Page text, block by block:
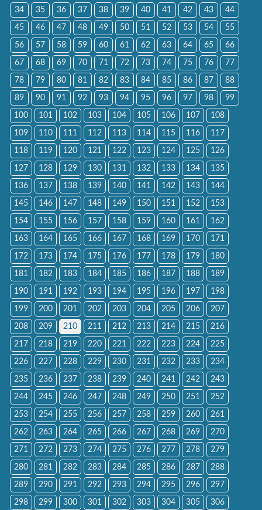
34 35 36 37 38 39 40 41 42 43 44
45 46 47 48 49 50 51 52 53 54 55
56 57 58 59 60 61 62 63 64 65 66
67 68 69 70 71 72 73 74 75 76 77
78 79 80 81 82 83 84 85 86 87 88
89 90 91 92 93 94 95 96 97 98 99
100 101 102 103 104 105 106 107 108
109 110 111 112 113 114 115 116 117
118 119 120 121 122 123 124 125 126
127 128 129 130 131 132 133 134 135
136 137 138 139 140 141 142 143 144
145 146 147 148 149 150 151 152 153
154 155 156 157 158 159 160 161 162
163 164 165 166 167 168 169 170 171
172 173 174 175 176 177 178 179 180
181 182 183 184 185 186 187 188 189
190 191 192 193 194 195 196 197 198
199 200 201 202 203 204 205 206 207
208 209 210 211 212 213 214 215 216
217 218 219 220 221 222 223 224 225
226 227 228 229 230 231 232 233 234
235 236 237 238 239 240 241 242 243
244 245 246 247 248 249 250 251 252
253 254 255 256 257 258 259 260 261
262 263 264 265 266 267 268 269 270
271 272 273 274 275 276 277 278 279
280 281 282 283 284 285 286 287 288
289 290 291 292 293 294 295 296 297
298 299 300 301 302 303 304 305 306